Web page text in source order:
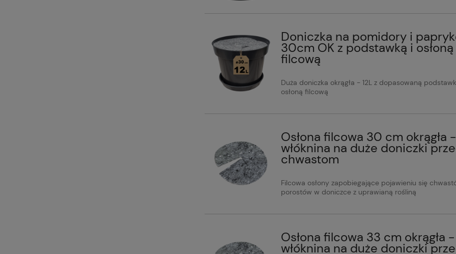
Doniczka na pomidory i
30cm OK z podstawką i osłoną
filcową
Duża doniczka okrągła - 12L z dopasowaną
osłoną filcową
Osłona filcowa 30 cm okrągła -
włóknina na duże doniczki
chwastom
Filcowa osłony zapobiegające pojawieniu się
porostów w doniczce z uprawianą rośliną
Osłona filcowa 33 cm okrągła -
włóknina na duże doniczki